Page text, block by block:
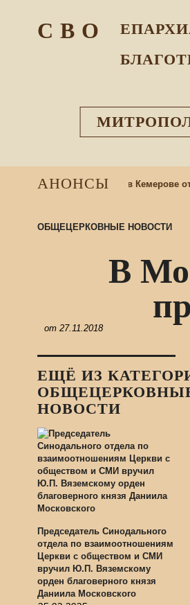
С В О
АНОНСЫ
иконы Божией Матери в Кемерове
ОБЩЕЦЕРКОВНЫЕ НОВОСТИ
В
от 27.11.2018
ЕЩЁ ИЗ
НОВОСТИ
Председатель Синодального
отдела по взаимоотношениям
Церкви с обществом и СМИ
вручил Ю.П. Вяземскому
орден благоверного князя
Даниила Московского